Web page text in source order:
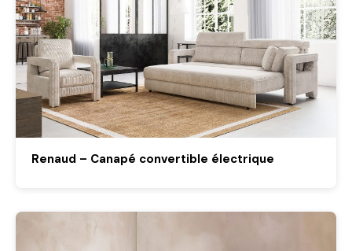
Renaud – Canapé convertible électrique